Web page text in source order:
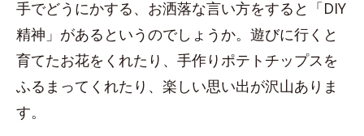
手でどうにかする、お洒落な言い方をすると「DIY
精神」があるというのでしょうか。遊びに行くと
育てたお花をくれたり、手作りポテトチップスを
ふるまってくれたり、楽しい思い出が沢山ありま
す。